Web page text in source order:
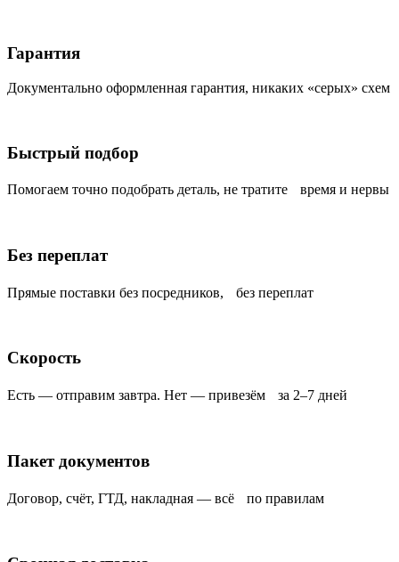
Гарантия
Документально оформленная гарантия, никаких «серых» схем
Быстрый подбор
Помогаем точно подобрать деталь, не тратите время и нервы
Без переплат
Прямые поставки без посредников, без переплат
Скорость
Есть — отправим завтра. Нет — привезём за 2–7 дней
Пакет документов
Договор, счёт, ГТД, накладная — всё по правилам